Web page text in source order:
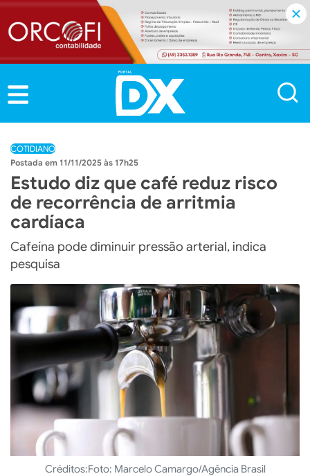
COTIDIANO
11/11/2025 às 17h25
Estudo diz que café reduz risco
de recorrência de arritmia
cardíaca
Cafeína pode diminuir pressão arterial, indica
pesquisa
Créditos:Foto: Marcelo Camargo/Agência Brasil